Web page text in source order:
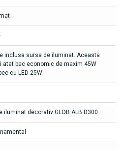
inclusa sursa de iluminat. Aceasta
atat bec economic de maxim 45W
cu LED 25W
iluminat decorativ GLOB ALB D300